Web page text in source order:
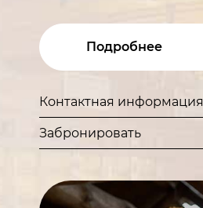
Подробнее
Контактная информация
Забронировать